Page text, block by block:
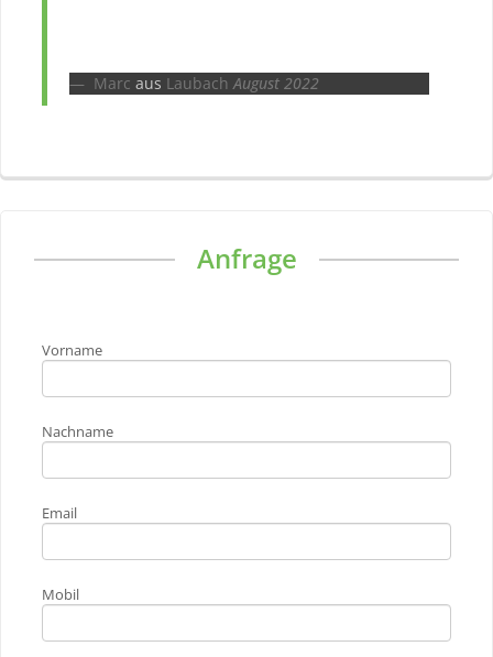
Marc aus Laubach August 2022
Anfrage
Vorname
Nachname
Email
Mobil